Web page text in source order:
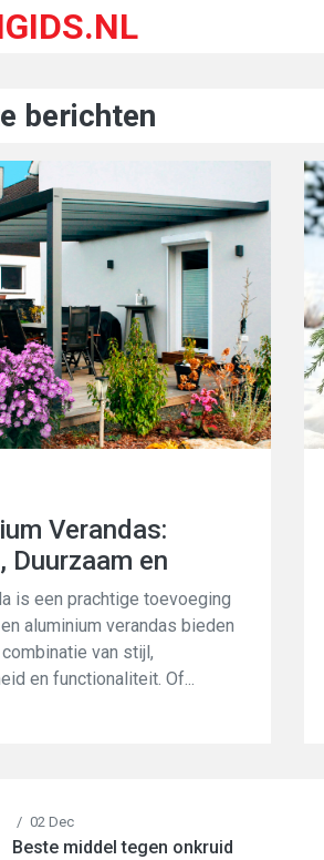
berichten
Verandas:
Duurzaam en
is een prachtige toevoeging
aluminium verandas bieden
van stijl,
en functionaliteit. Of...
/ 02 Dec
Beste middel tegen onkruid